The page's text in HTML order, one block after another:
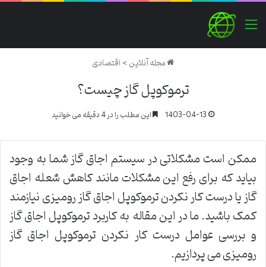
منو
مجله آنلاین>اقتصادی
ترموکوپل گاز چیست؟
1403-04-13 این مطلب را در 4 دقیقه می خوانید
ممکن است مشکلاتی در سیستم اجاق گاز شما به وجود
بیاید که برای رفع این مشکلات مانند کاهش شعله اجاق
گاز یا درست کار نکردن ترموکوپل اجاق گاز رومیزی نیازمند
کمک باشید. ما در این مقاله به کاربرد ترموکوپل اجاق گاز
و بررسی عوامل درست کار نکردن ترموکوپل اجاق گاز
رومیزی می پردازیم.